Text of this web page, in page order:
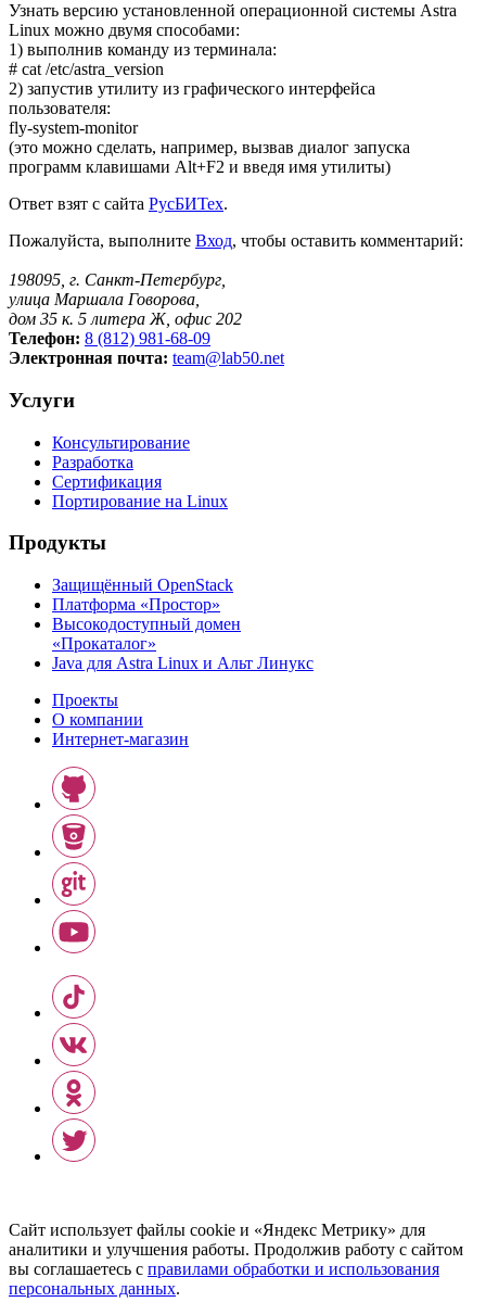
Узнать версию установленной операционной системы Astra
Linux можно двумя способами:
1) выполнив команду из терминала:
# cat /etc/astra_version
2) запустив утилиту из графического интерфейса
пользователя:
fly-system-monitor
(это можно сделать, например, вызвав диалог запуска
программ клавишами Alt+F2 и введя имя утилиты)
Ответ взят с сайта РусБИТех.
Пожалуйста, выполните Вход, чтобы оставить комментарий:
198095, г. Санкт-Петербург,
улица Маршала Говорова,
дом 35 к. 5 литера Ж, офис 202
Телефон: 8 (812) 981-68-09
Электронная почта: team@lab50.net
Услуги
Консультирование
Разработка
Сертификация
Портирование на Linux
Продукты
Защищённый OpenStack
Платформа «Простор»
Высокодоступный домен
«Прокаталог»
Java для Astra Linux и Альт Линукс
Проекты
О компании
Интернет-магазин
Сайт использует файлы cookie и «Яндекс Метрику» для
аналитики и улучшения работы. Продолжив работу с сайтом
вы соглашаетесь с правилами обработки и использования
персональных данных.